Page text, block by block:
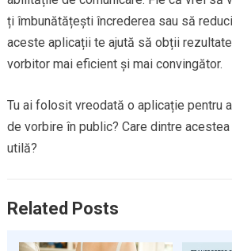
ți îmbunătățești încrederea sau să
aceste aplicații te ajută să obții
vorbitor mai eficient și mai convingător.
Tu ai folosit vreodată o aplicație pentru
de vorbire în public? Care dintre
utilă?
Related Posts